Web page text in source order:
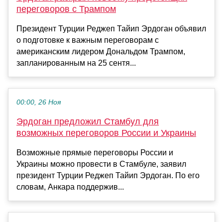
переговоров с Трампом
Президент Турции Реджеп Тайип Эрдоган объявил
о подготовке к важным переговорам с
американским лидером Дональдом Трампом,
запланированным на 25 сентя...
00:00, 26 Ноя
Эрдоган предложил Стамбул для
возможных переговоров России и Украины
Возможные прямые переговоры России и
Украины можно провести в Стамбуле, заявил
президент Турции Реджеп Тайип Эрдоган. По его
словам, Анкара поддержив...